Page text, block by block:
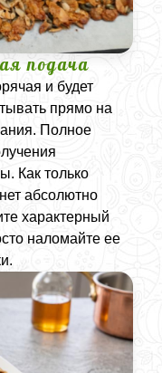
подача
и будет
прямо на
Полное
Как только
абсолютно
характерный
наломайте ее